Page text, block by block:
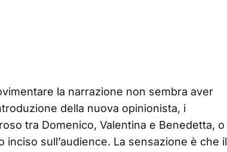
la narrazione non sembra aver
della nuova opinionista, i
tra Domenico, Valentina e Benedetta, o
inciso sull’audience. La sensazione è che il